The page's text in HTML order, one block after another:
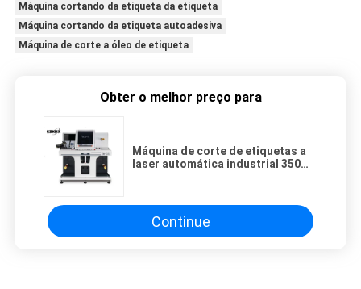
Máquina cortando da etiqueta da etiqueta
Máquina cortando da etiqueta autoadesiva
Máquina de corte a óleo de etiqueta
Obter o melhor preço para
Máquina de corte de etiquetas a
laser automática industrial 350
Continue